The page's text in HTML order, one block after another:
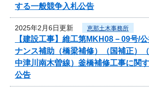
する一般競争入札公告
2025年2月6日更新 恵那土木事務所
【建設工事】維工第MKH08－09号/
ナンス補助（橋梁補修）（国補正）
中津川南木曽線）釜橋補修工事に関
公告